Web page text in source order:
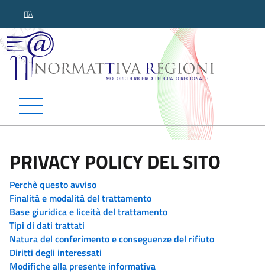
ITA
Normattiva Regioni -
PRIVACY POLICY DEL SITO
Perchè questo avviso
Finalità e modalità del trattamento
Base giuridica e liceità del trattamento
Tipi di dati trattati
Natura del conferimento e conseguenze del rifiuto
Diritti degli interessati
Modifiche alla presente informativa